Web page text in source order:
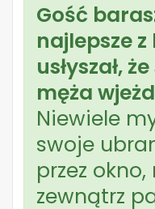
Gość
najlepsze
usłyszał,
męża
Niewiele
swoje
przez
zewnątrz